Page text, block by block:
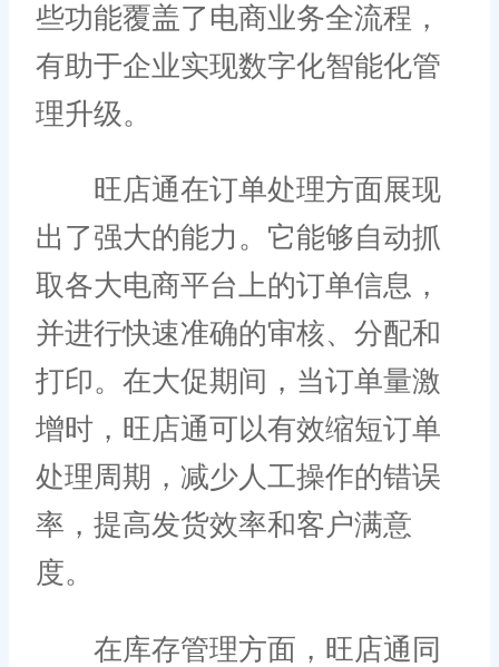
些功能覆盖了电商业务全流程，
有助于企业实现数字化智能化管
理升级。
旺店通在订单处理方面展现
出了强大的能力。它能够自动抓
取各大电商平台上的订单信息，
并进行快速准确的审核、分配和
打印。在大促期间，当订单量激
增时，旺店通可以有效缩短订单
处理周期，减少人工操作的错误
率，提高发货效率和客户满意
度。
在库存管理方面，旺店通同